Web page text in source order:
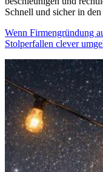
Schnell und sicher in
Wenn Firmengründung
Stolperfallen clever